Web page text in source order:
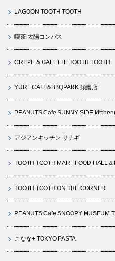
LAGOON TOOTH TOOTH
喫茶 太陽コンパス
CREPE & GALETTE TOOTH TOOTH
YURT CAFE&BBQPARK 須磨店
PEANUTS Cafe SUNNY SIDE
アジアンキッチン サナギ
TOOTH TOOTH MART FOOD HALL
TOOTH TOOTH ON THE CORNER
PEANUTS Cafe SNOOPY MUSEUM
こなな+ TOKYO PASTA